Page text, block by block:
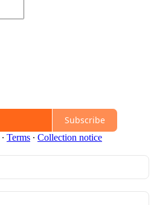
Subscribe
∙ Terms ∙ Collection notice